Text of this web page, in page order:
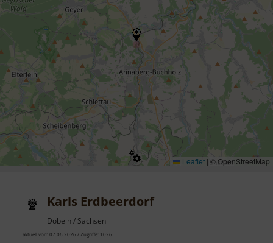
Leaflet | © OpenStreetMap
Karls Erdbeerdorf
Döbeln / Sachsen
aktuell vom 07.06.2026 / Zugriffe: 1026